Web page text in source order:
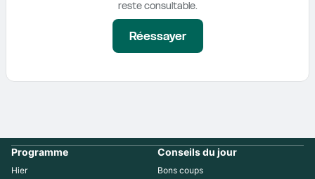
reste consultable.
Réessayer
Programme
Hier
Conseils du jour
Bons coups